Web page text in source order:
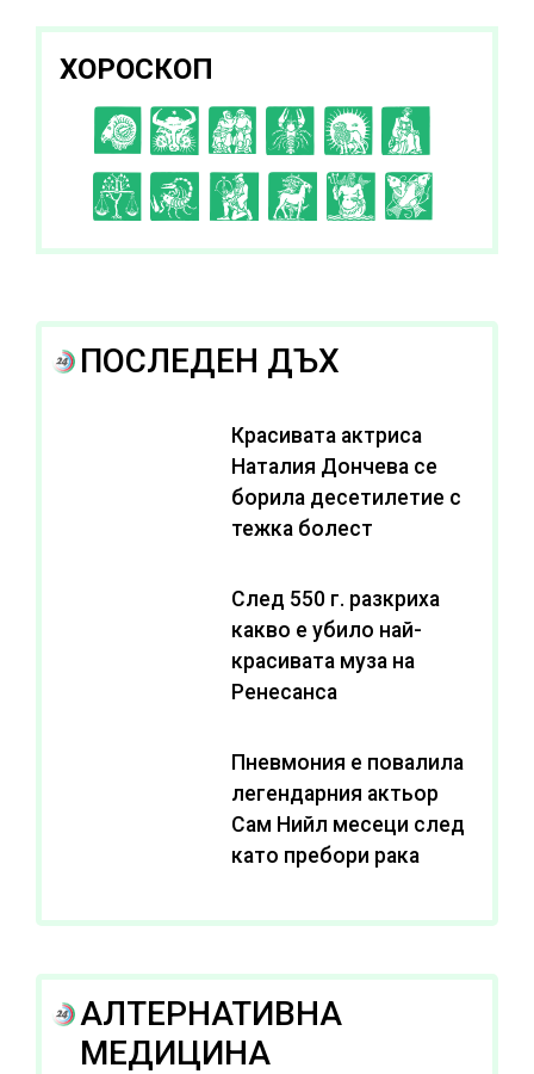
ХОРОСКОП
C D EFGH
I J K L A B
ПОСЛЕДЕН ДЪХ
Красивата актриса
Наталия Дончева се
борила десетилетие с
тежка болест
След 550 г. разкриха
какво е убило най-
красивата муза на
Ренесанса
Пневмония е повалила
легендарния актьор
Сам Нийл месеци след
като пребори рака
АЛТЕРНАТИВНА
МЕДИЦИНА